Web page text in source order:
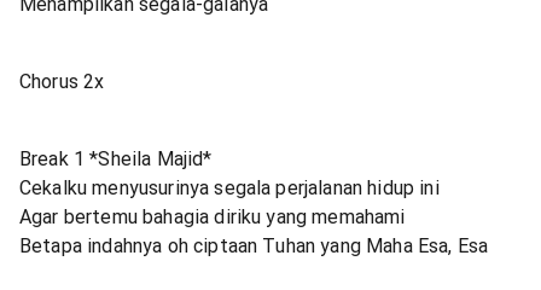
Chorus 2x
Break 1 *Sheila Majid*
Cekalku menyusurinya segala perjalanan hidup ini
Agar bertemu bahagia diriku yang memahami
Betapa indahnya oh ciptaan Tuhan yang Maha Esa, Esa